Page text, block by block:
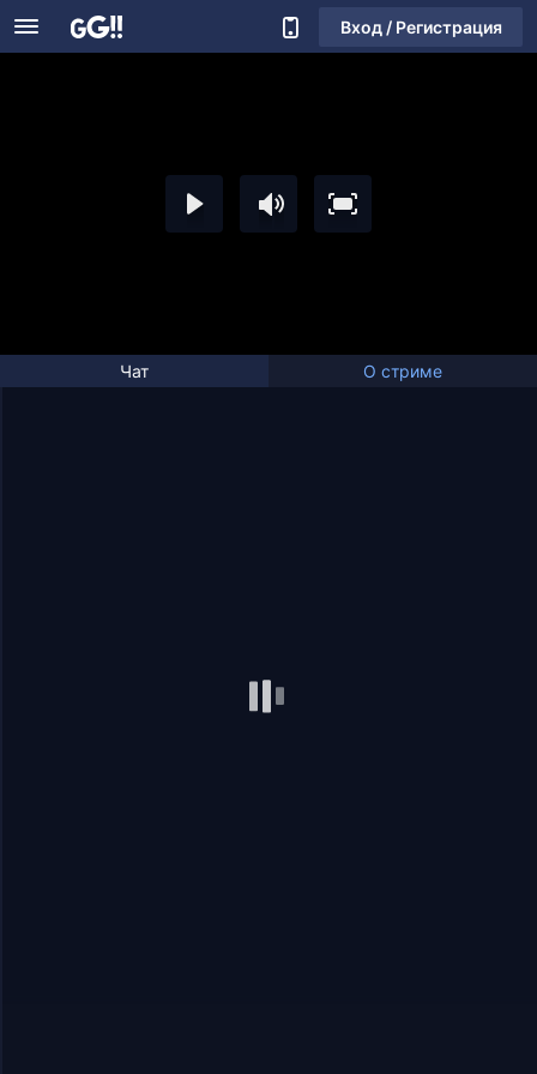
Вход / Регистрация
Чат О стриме